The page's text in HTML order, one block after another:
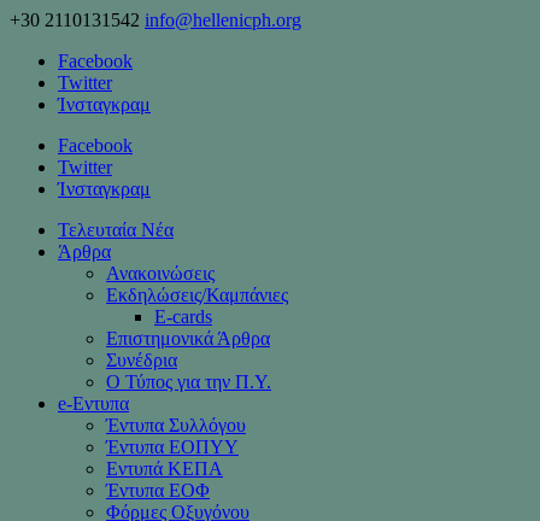
+30 2110131542 info@hellenicph.org
Facebook
Twitter
Ίνσταγκραμ
Facebook
Twitter
Ίνσταγκραμ
Τελευταία Νέα
Άρθρα
Ανακοινώσεις
Εκδηλώσεις/Καμπάνιες
Ε-cards
Επιστημονικά Άρθρα
Συνέδρια
Ο Τύπος για την Π.Υ.
e-Eντυπα
Έντυπα Συλλόγου
Έντυπα ΕΟΠΥΥ
Εντυπά ΚΕΠΑ
Έντυπα ΕΟΦ
Φόρμες Οξυγόνου